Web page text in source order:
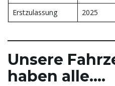
Erstzulassung
2025
Unsere
haben alle….